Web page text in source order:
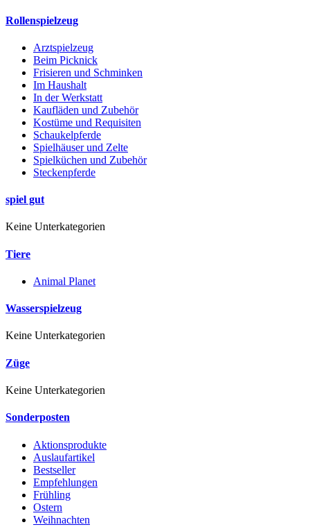
Rollenspielzeug
Arztspielzeug
Beim Picknick
Frisieren und Schminken
Im Haushalt
In der Werkstatt
Kaufläden und Zubehör
Kostüme und Requisiten
Schaukelpferde
Spielhäuser und Zelte
Spielküchen und Zubehör
Steckenpferde
spiel gut
Keine Unterkategorien
Tiere
Animal Planet
Wasserspielzeug
Keine Unterkategorien
Züge
Keine Unterkategorien
Sonderposten
Aktionsprodukte
Auslaufartikel
Bestseller
Empfehlungen
Frühling
Ostern
Weihnachten